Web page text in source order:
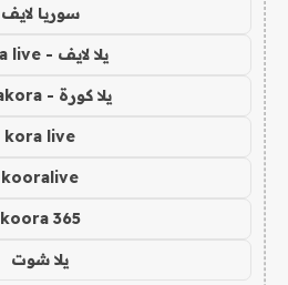
سوريا لايف
يلا لايف - yalla live
يلا كورة - yallakora
kora live
kooralive
koora 365
يلا شوت